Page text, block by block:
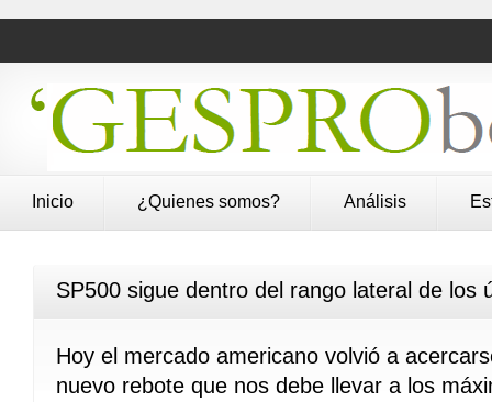
Inicio ¿Quienes somos? Análisis
SP500 sigue dentro del rango lateral de los
Hoy el mercado americano volvió a
nuevo rebote que nos debe llevar a los